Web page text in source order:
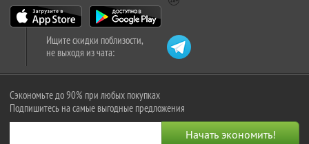
Ищите скидки поблизости,
не выходя из чата:
Сэкономьте до 90% при любых покупках
Подпишитесь на самые выгодные предложения